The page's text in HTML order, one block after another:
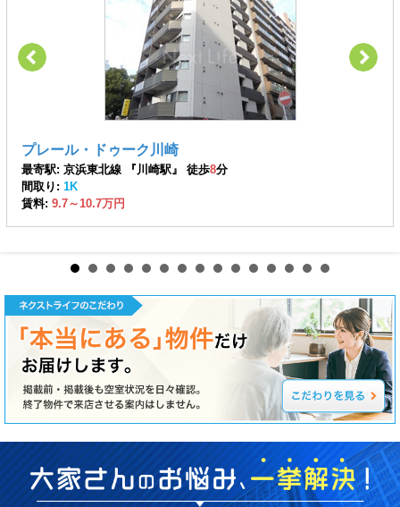
プレール・ドゥーク川崎
最寄駅: 京浜東北線 『川崎駅』 徒歩8分
間取り: 1K
賃料: 9.7～10.7万円